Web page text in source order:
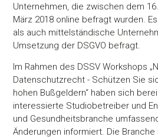
Unternehmen, die zwischen dem
März 2018 online befragt wurden.
als auch mittelständische
Umsetzung der DSGVO befragt.
Im Rahmen des DSSV Workshops
Datenschutzrecht - Schützen Sie
hohen Bußgeldern“ haben sich
interessierte Studiobetreiber und
und Gesundheitsbranche
Änderungen informiert. Die